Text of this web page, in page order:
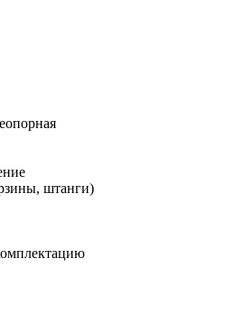
штанги)